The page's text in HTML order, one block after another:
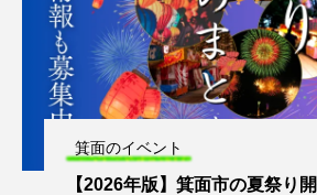
箕面のイベント
【2026年版】箕面市の夏祭り